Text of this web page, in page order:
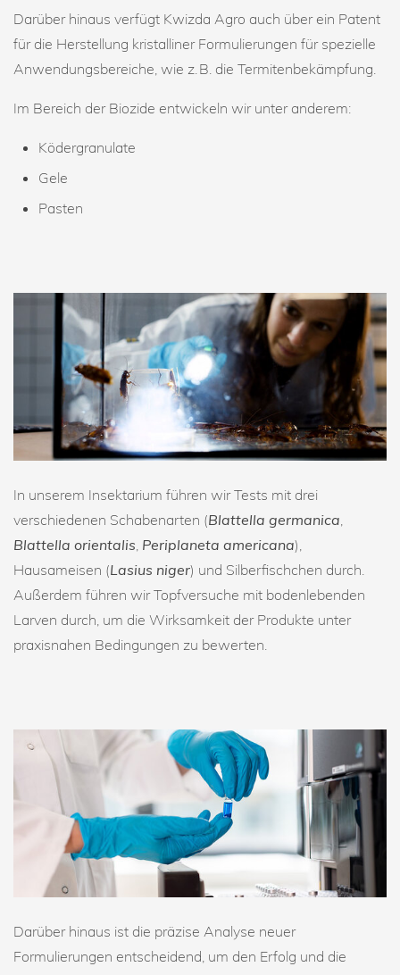
Darüber hinaus verfügt Kwizda Agro auch über ein Patent
für die Herstellung kristalliner Formulierungen für spezielle
Anwendungsbereiche, wie z. B. die Termitenbekämpfung.
Im Bereich der Biozide entwickeln wir unter anderem:
Ködergranulate
Gele
Pasten
In unserem Insektarium führen wir Tests mit drei
verschiedenen Schabenarten (Blattella germanica,
Blattella orientalis, Periplaneta americana),
Hausameisen (Lasius niger) und Silberfischchen durch.
Außerdem führen wir Topfversuche mit bodenlebenden
Larven durch, um die Wirksamkeit der Produkte unter
praxisnahen Bedingungen zu bewerten.
Darüber hinaus ist die präzise Analyse neuer
Formulierungen entscheidend, um den Erfolg und die